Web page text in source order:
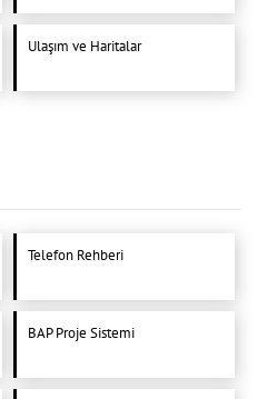
Ulaşım ve Haritalar
Telefon Rehberi
BAP Proje Sistemi